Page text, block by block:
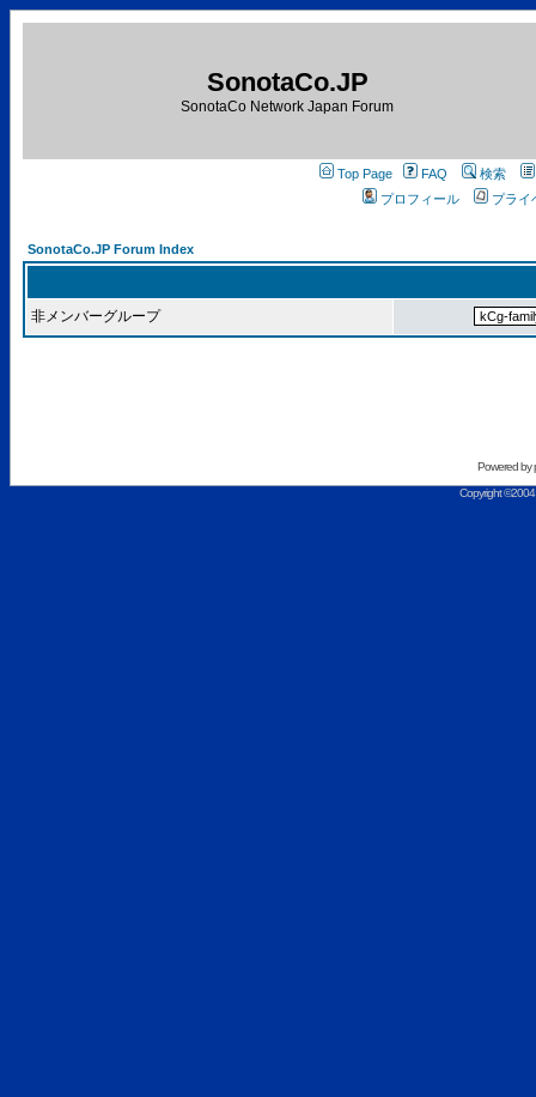
SonotaCo.JP
SonotaCo Network Japan Forum
Top Page FAQ
検索
プロフィール
プライ
SonotaCo.JP Forum Index
非メンバーグループ
Powered by
Copyright ©2004